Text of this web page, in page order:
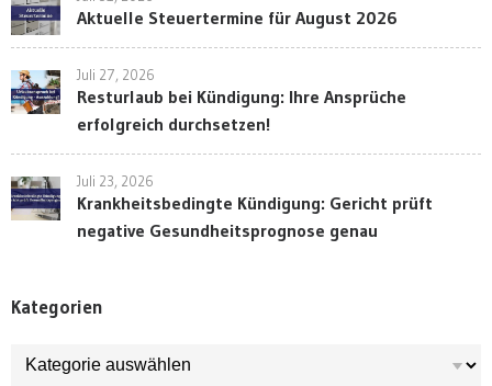
Aktuelle Steuertermine für August 2026
Juli 27, 2026
Resturlaub bei Kündigung: Ihre Ansprüche
erfolgreich durchsetzen!
Juli 23, 2026
Krankheitsbedingte Kündigung: Gericht prüft
negative Gesundheitsprognose genau
Kategorien
Kategorien